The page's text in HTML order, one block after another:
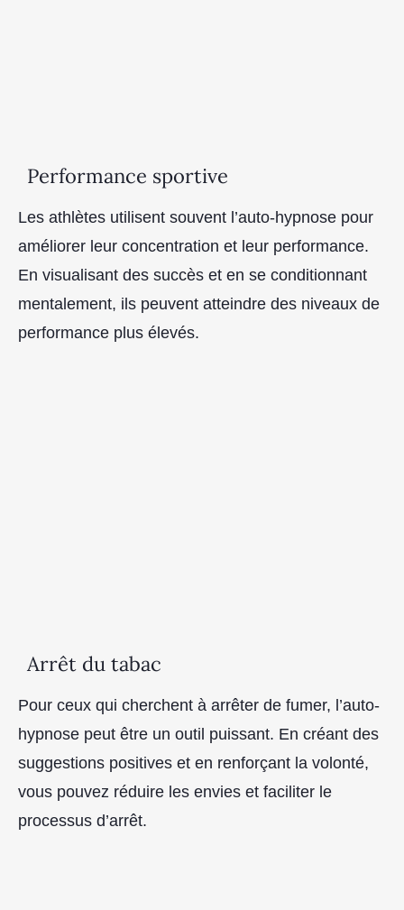
Performance sportive
Les athlètes utilisent souvent l’auto-hypnose pour
améliorer leur concentration et leur performance.
En visualisant des succès et en se conditionnant
mentalement, ils peuvent atteindre des niveaux de
performance plus élevés.
Arrêt du tabac
Pour ceux qui cherchent à arrêter de fumer, l’auto-
hypnose peut être un outil puissant. En créant des
suggestions positives et en renforçant la volonté,
vous pouvez réduire les envies et faciliter le
processus d’arrêt.